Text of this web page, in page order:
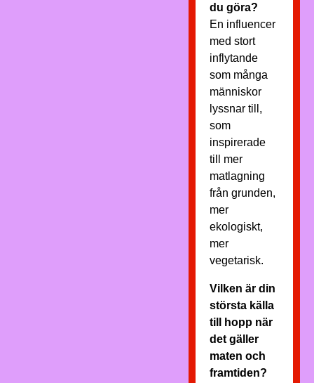
du göra?
En influencer
med stort
inflytande
som många
människor
lyssnar till,
som
inspirerade
till mer
matlagning
från grunden,
mer
ekologiskt,
mer
vegetarisk.
Vilken är din
största källa
till hopp när
det gäller
maten och
framtiden?